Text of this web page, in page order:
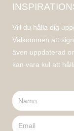
Vill du hålla dig
Välkommen att
även uppdaterad
kan vara kul att